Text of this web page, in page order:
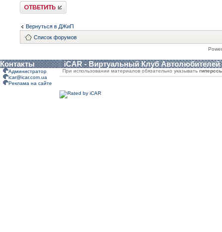
Ответить
Вернуться в ДЖиП
Список форумов
Контакты iCAR - Виртуальный Клуб Автолюбителей
Администратор
icar@icar.com.ua
Реклама на сайте
При использовании материалов обязательно указывать